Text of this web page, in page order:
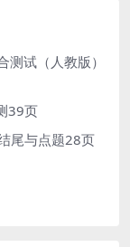
试（人教版）
39页
尾与点题28页